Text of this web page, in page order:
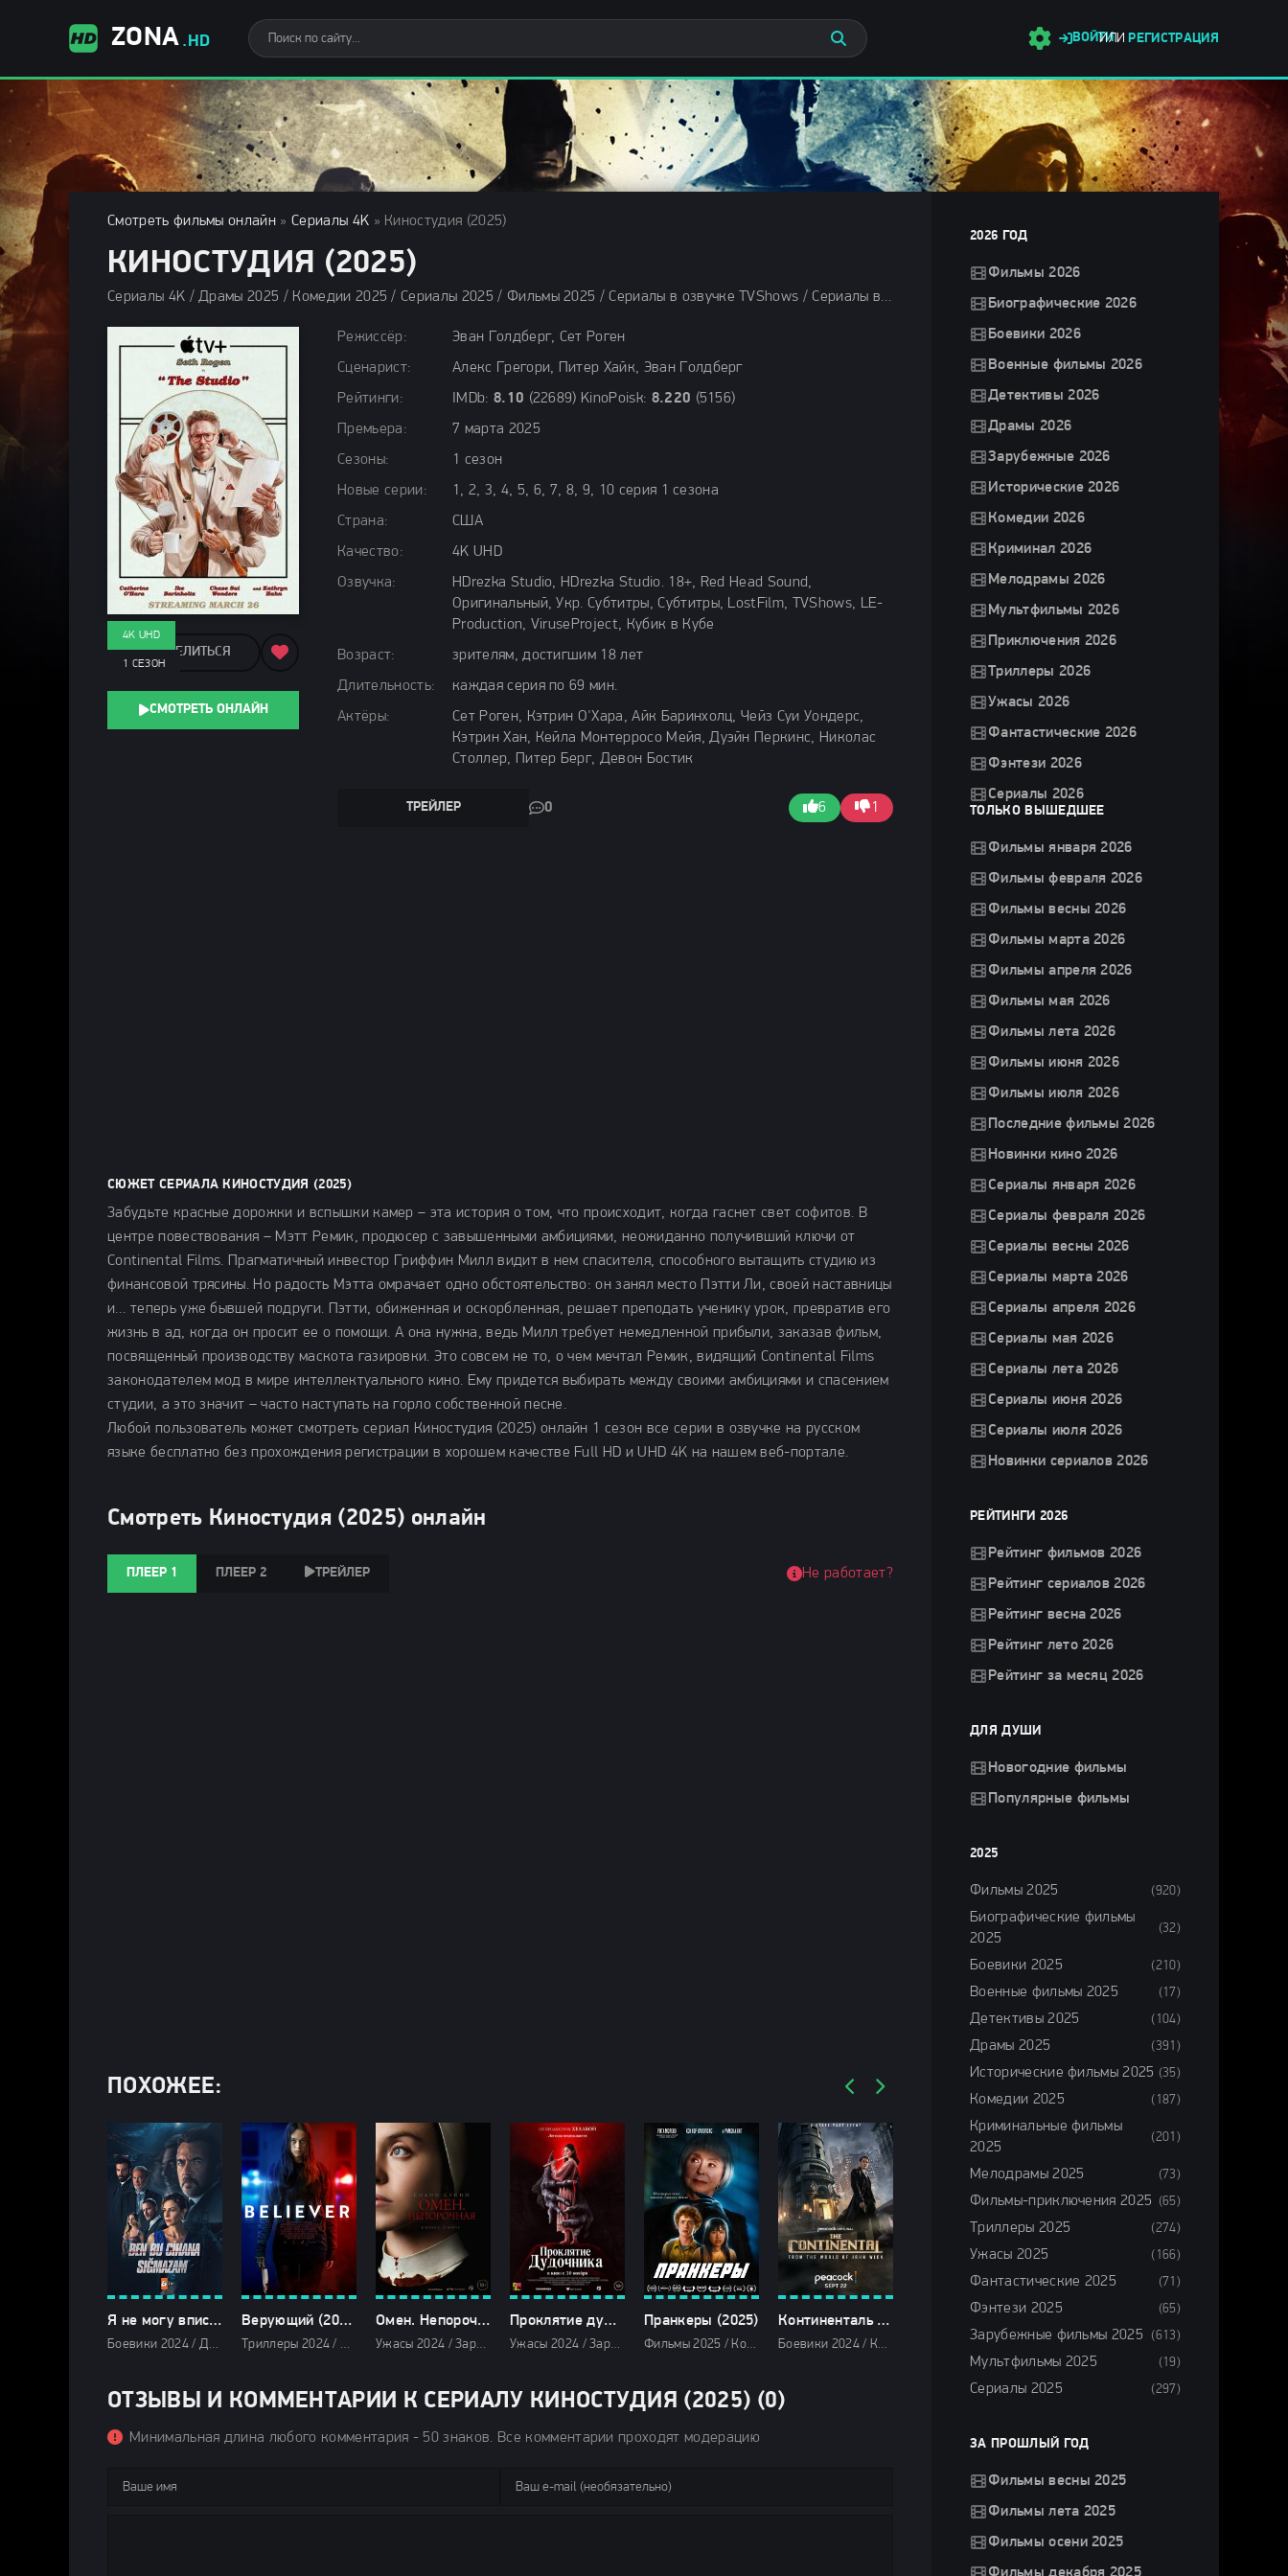
ZONA .HD ВОЙТИ
ИЛИ РЕГИСТРАЦИЯ
Смотреть фильмы онлайн »Сериалы 4K » Киностудия (2025)
КИНОСТУДИЯ (2025)
Сериалы 4K / Драмы 2025 / Комедии 2025 / Сериалы 2025 / Фильмы 2025 / Сериалы в озвучке TVShows / Сериалы в озвучке LostFilm / Сериалы в озвучке HDrezka Studio / Сериалы весны 2025 / Новинки сериалов 2025 / Смотреть фильмы онлайн
Режиссёр:
Эван Голдберг, Сет Роген
Сценарист:
Алекс Грегори, Питер Хайк, Эван Голдберг
Рейтинги:
IMDb: 8.10 (22689) KinoPoisk: 8.220 (5156)
Премьера:
7 марта 2025
Сезоны:
1 сезон
Новые серии:
1, 2, 3, 4, 5, 6, 7, 8, 9, 10 серия 1 сезона
Страна:
США
Качество:
4K UHD
Озвучка:
HDrezka Studio, HDrezka Studio. 18+, Red Head Sound,
Оригинальный, Укр. Субтитры, Субтитры, LostFilm, TVShows, LE-
Production, ViruseProject, Кубик в Кубе
Возраст:
зрителям, достигшим 18 лет
Длительность:
каждая серия по 69 мин.
Актёры:
Сет Роген, Кэтрин О'Хара, Айк Баринхолц, Чейз Суи Уондерс,
Кэтрин Хан, Кейла Монтерросо Мейя, Дуэйн Перкинс, Николас
Столлер, Питер Берг, Девон Бостик
ТРЕЙЛЕР 0 6 1
4K UHD
1 СЕЗОН
ПОДЕЛИТЬСЯ
СМОТРЕТЬ ОНЛАЙН
СЮЖЕТ СЕРИАЛА КИНОСТУДИЯ (2025)
Забудьте красные дорожки и вспышки камер – эта история о том, что происходит, когда гаснет свет софитов. В
центре повествования – Мэтт Ремик, продюсер с завышенными амбициями, неожиданно получивший ключи от
Continental Films. Прагматичный инвестор Гриффин Милл видит в нем спасителя, способного вытащить студию из
финансовой трясины. Но радость Мэтта омрачает одно обстоятельство: он занял место Пэтти Ли, своей наставницы
и… теперь уже бывшей подруги. Пэтти, обиженная и оскорбленная, решает преподать ученику урок, превратив его
жизнь в ад, когда он просит ее о помощи. А она нужна, ведь Милл требует немедленной прибыли, заказав фильм,
посвященный производству маскота газировки. Это совсем не то, о чем мечтал Ремик, видящий Continental Films
законодателем мод в мире интеллектуального кино. Ему придется выбирать между своими амбициями и спасением
студии, а это значит – часто наступать на горло собственной песне.
Любой пользователь может смотреть сериал Киностудия (2025) онлайн 1 сезон все серии в озвучке на русском
языке бесплатно без прохождения регистрации в хорошем качестве Full HD и UHD 4K на нашем веб-портале.
Смотреть Киностудия (2025) онлайн
ПЛЕЕР 1 ПЛЕЕР 2 ТРЕЙЛЕР Не работает?
ПОХОЖЕЕ:
Я не могу вписаться в этот мир (2024)
Боевики 2024 / Драмы 2024 / Сериалы 2024 / Турецкие сериалы / Фильмы 2024 / Смотреть фильмы онлайн
Верующий (2024)
Триллеры 2024 / Зарубежные фильмы 2024 / Новинки кино 2024 / Последние фильмы 2024 / Фильмы осени 2024 / Фильмы 2024 / Смотреть фильмы онлайн
Омен. Непорочная (2024)
Ужасы 2024 / Зарубежные фильмы 2024 / Новинки кино 2024 / Последние фильмы 2024 / Фильмы весны 2024 / Фильмы 4K / Фильмы 2024 / Смотреть фильмы онлайн
Проклятие дудочника (2024)
Ужасы 2024 / Зарубежные фильмы 2024 / Новинки кино 2024 / Последние фильмы 2024 / Фильмы весны 2024 / Фильмы 4K / Фильмы 2024 / Смотреть фильмы онлайн
Пранкеры (2025)
Фильмы 2025 / Комедии 2025 / Зарубежные фильмы 2025 / Новинки кино 2025 / Последние фильмы 2025 / Смотреть фильмы онлайн
Континенталь (2024)
Боевики 2024 / Криминальные фильмы 2024 / Триллеры 2024 / Сериалы 2024 / Новинки сериалов 2024 / Фильмы 2024 / Сериалы в озвучке TVShows / Сериалы в озвучке LostFilm / Сериалы в озвучке HDrezka Studio / Сериалы в озвучке Pazl Voice / Смотреть фильмы онлайн
ОТЗЫВЫ И КОММЕНТАРИИ К СЕРИАЛУ КИНОСТУДИЯ (2025) (0)
Минимальная длина любого комментария - 50 знаков. Все комментарии проходят модерацию
2026 ГОД
Фильмы 2026
Биографические 2026
Боевики 2026
Военные фильмы 2026
Детективы 2026
Драмы 2026
Зарубежные 2026
Исторические 2026
Комедии 2026
Криминал 2026
Мелодрамы 2026
Мультфильмы 2026
Приключения 2026
Триллеры 2026
Ужасы 2026
Фантастические 2026
Фэнтези 2026
Сериалы 2026
ТОЛЬКО ВЫШЕДШЕЕ
Фильмы января 2026
Фильмы февраля 2026
Фильмы весны 2026
Фильмы марта 2026
Фильмы апреля 2026
Фильмы мая 2026
Фильмы лета 2026
Фильмы июня 2026
Фильмы июля 2026
Последние фильмы 2026
Новинки кино 2026
Сериалы января 2026
Сериалы февраля 2026
Сериалы весны 2026
Сериалы марта 2026
Сериалы апреля 2026
Сериалы мая 2026
Сериалы лета 2026
Сериалы июня 2026
Сериалы июля 2026
Новинки сериалов 2026
РЕЙТИНГИ 2026
Рейтинг фильмов 2026
Рейтинг сериалов 2026
Рейтинг весна 2026
Рейтинг лето 2026
Рейтинг за месяц 2026
ДЛЯ ДУШИ
Новогодние фильмы
Популярные фильмы
2025
Фильмы 2025 (920)
Биографические фильмы
2025
(32)
Боевики 2025 (210)
Военные фильмы 2025 (17)
Детективы 2025 (104)
Драмы 2025 (391)
Исторические фильмы 2025 (35)
Комедии 2025 (187)
Криминальные фильмы
2025
(201)
Мелодрамы 2025 (73)
Фильмы-приключения 2025 (65)
Триллеры 2025 (274)
Ужасы 2025 (166)
Фантастические 2025 (71)
Фэнтези 2025 (65)
Зарубежные фильмы 2025 (613)
Мультфильмы 2025 (19)
Сериалы 2025 (297)
ЗА ПРОШЛЫЙ ГОД
Фильмы весны 2025
Фильмы лета 2025
Фильмы осени 2025